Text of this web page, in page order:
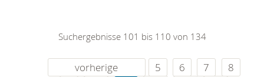
Suchergebnisse 101 bis 110 von 134
vorherige 5 6 7
8